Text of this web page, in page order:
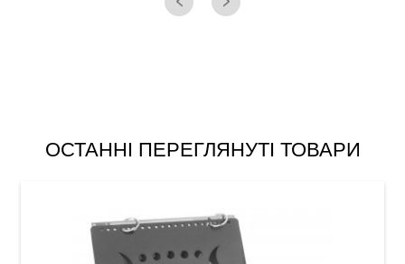
ОСТАННІ ПЕРЕГЛЯНУТІ ТОВАРИ